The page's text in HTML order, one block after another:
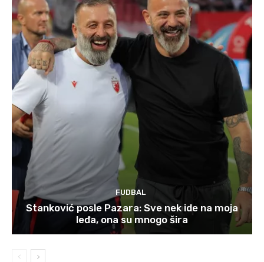
FUDBAL
Stanković posle Pazara: Sve nek ide na moja
leđa, ona su mnogo šira